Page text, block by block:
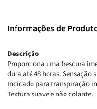
Informações de
Descrição
Proporciona uma frescura
dura até 48 horas. Sensação
Indicado para transpiração
Textura suave e não colante.